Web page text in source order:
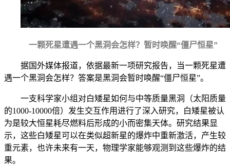
一颗死星遭遇一个黑洞会怎样？暂时唤醒“僵尸恒星”
据国外媒体报道，依据最新一项研究报告，当一颗死星遭
遇一个黑洞会怎样？答案是黑洞会暂时唤醒“僵尸恒星”。
一支科学家小组对白矮星如何与中等质量黑洞（太阳质量
的1000-10000倍）发生交互作用进行了深入研究，白矮星被认
为是较大恒星耗尽燃料后形成的小而密集天体。研究结果显
示，这些白矮星可以在类似超新星的爆炸中重新激活，产生较
重元素，也许未来有一天，物理学家能够观测到这些爆炸的结
果。